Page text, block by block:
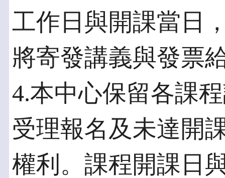
工作日與開課當日
將寄發講義與發票
4.本中心保留各課
受理報名及未達開
權利。課程開課日